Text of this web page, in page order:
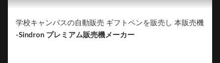
学校キャンパスの自動販売 ギフトペンを販売し 本販売機
-Sindron プレミアム販売機メーカー